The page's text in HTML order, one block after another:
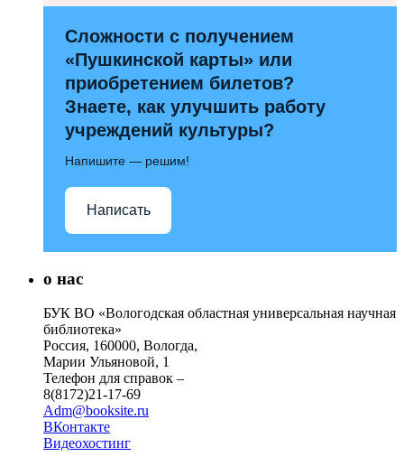
Сложности с получением
«Пушкинской карты» или
приобретением билетов?
Знаете, как улучшить работу
учреждений культуры?
Напишите — решим!
Написать
о нас
БУК ВО «Вологодская областная универсальная научная
библиотека»
Россия, 160000, Вологда,
Марии Ульяновой, 1
Телефон для справок –
8(8172)21-17-69
Adm@booksite.ru
ВКонтакте
Видеохостинг